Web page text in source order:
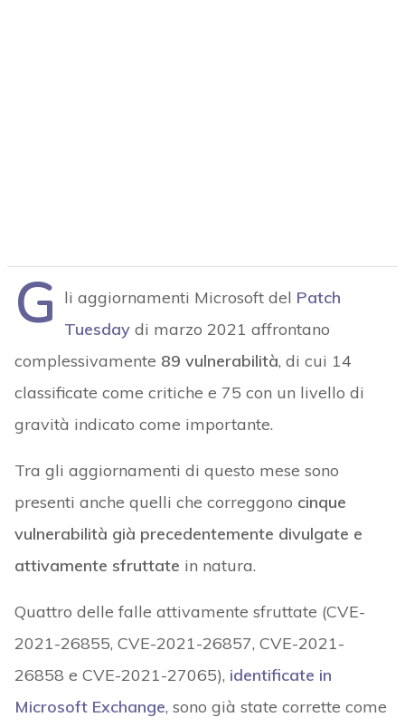
G li aggiornamenti Microsoft del Patch
Tuesdaydi marzo 2021 affrontano
complessivamente 89 vulnerabilità, di cui 14
classificate come critiche e 75 con un livello di
gravità indicato come importante.
Tra gli aggiornamenti di questo mese sono
presenti anche quelli che correggono cinque
vulnerabilità già precedentemente divulgate e
attivamente sfruttate in natura.
Quattro delle falle attivamente sfruttate (CVE-
2021-26855, CVE-2021-26857, CVE-2021-
26858 e CVE-2021-27065), identificate in
Microsoft Exchange, sono già state corrette come